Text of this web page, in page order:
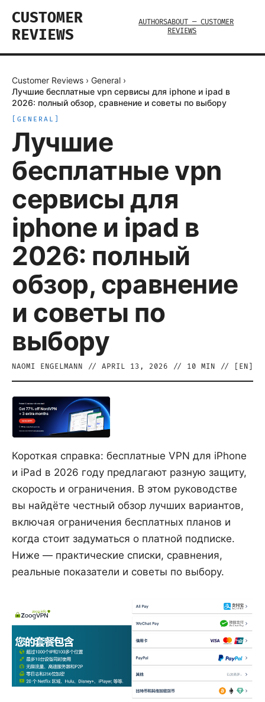
CUSTOMER
REVIEWS
AUTHORSABOUT — CUSTOMER
REVIEWS
Customer Reviews › General ›
Лучшие бесплатные vpn сервисы для iphone и ipad в
2026: полный обзор, сравнение и советы по выбору
GENERAL
Лучшие
бесплатные vpn
сервисы для
iphone и ipad в
2026: полный
обзор, сравнение
и советы по
выбору
NAOMI ENGELMANN // APRIL 13, 2026 // 10 MIN // [ EN
Короткая справка: бесплатные VPN для iPhone
и iPad в 2026 году предлагают разную защиту,
скорость и ограничения. В этом руководстве
вы найдёте честный обзор лучших вариантов,
включая ограничения бесплатных планов и
когда стоит задуматься о платной подписке.
Ниже — практические списки, сравнения,
реальные показатели и советы по выбору.